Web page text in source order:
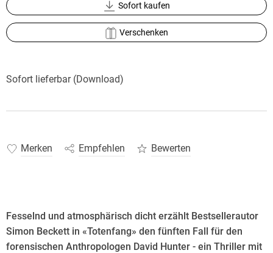
Sofort kaufen
Verschenken
Sofort lieferbar (Download)
Merken Empfehlen Bewerten
Fesselnd und atmosphärisch dicht erzählt Bestsellerautor
Simon Beckett in «Totenfang» den fünften Fall für den
forensischen Anthropologen David Hunter - ein Thriller mit